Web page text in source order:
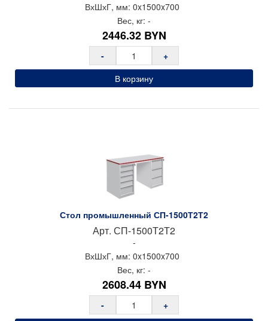
ВхШхГ, мм: 0x1500x700
Вес, кг: -
2446.32 BYN
-
+
В корзину
Стол промышленный СП-1500Т2Т2
Арт. СП-1500Т2Т2
-
ВхШхГ, мм: 0x1500x700
Вес, кг: -
2608.44 BYN
-
+